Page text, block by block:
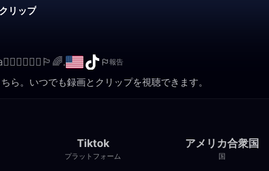
リップ
報告
ら。いつでも録画とクリップを視聴できます。
Tiktok
プラットフォーム
アメリカ合衆国
国